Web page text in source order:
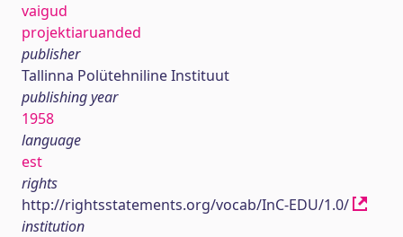
vaigud
projektiaruanded
publisher
Tallinna Polütehniline Instituut
publishing year
1958
language
est
rights
http://rightsstatements.org/vocab/InC-EDU/1.0/
institution